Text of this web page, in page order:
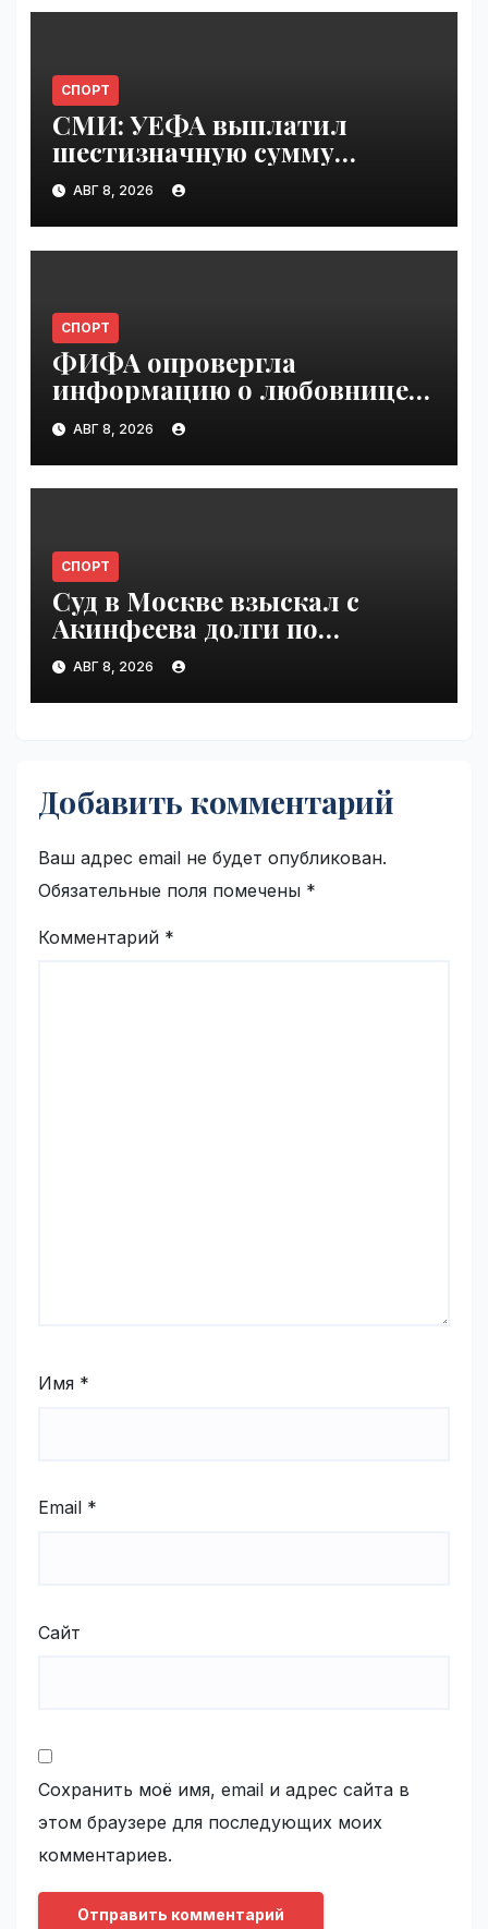
СПОРТ
СМИ: УЕФА выплатил
шестизначную сумму
любовнице Инфантино |
VseTime.ru
АВГ 8, 2026
СПОРТ
ФИФА опровергла
информацию о любовнице
Инфантино | VseTime.ru
АВГ 8, 2026
СПОРТ
Суд в Москве взыскал с
Акинфеева долги по
коммунальным платежам |
VseTime.ru
АВГ 8, 2026
Добавить комментарий
Ваш адрес email не будет опубликован.
Обязательные поля помечены *
Комментарий *
Имя *
Email *
Сайт
Сохранить моё имя, email и адрес сайта в
этом браузере для последующих моих
комментариев.